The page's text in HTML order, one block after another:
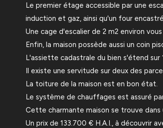
Le premier étage accessible par une
induction et gaz, ainsi qu'un four
Une cage d'escalier de 2 m2 environ
Enfin, la maison possède aussi un coin
L'assiette cadastrale du bien s'étend sur
Il existe une servitude sur deux des
La toiture de la maison est en bon état.
Le système de chauffages est assuré
Cette charmante maison se trouve dans
Un prix de 133.700 € H.A.I., à découvrir